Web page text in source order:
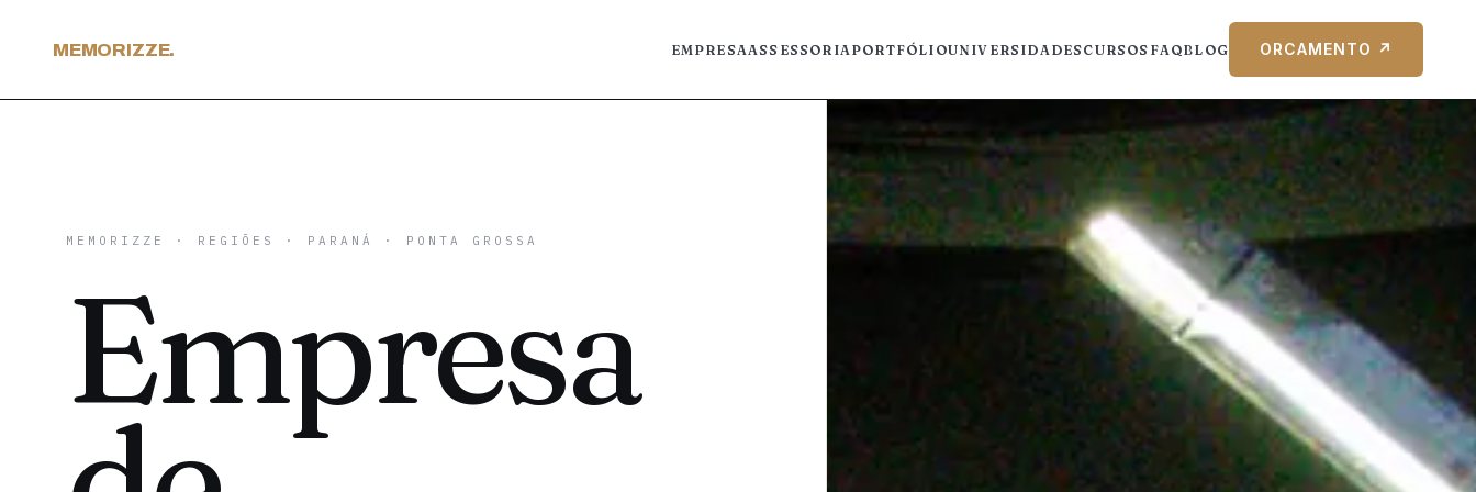
MEMORIZZE. EMPRESA ASSESSORIA PORTFÓLIOUNIVERSIDADESCURSOS FAQBLOG ORCAMENTO ↗
MEMORIZZE · REGIÕES · PARANÁ · PONTA GROSSA
Empresa